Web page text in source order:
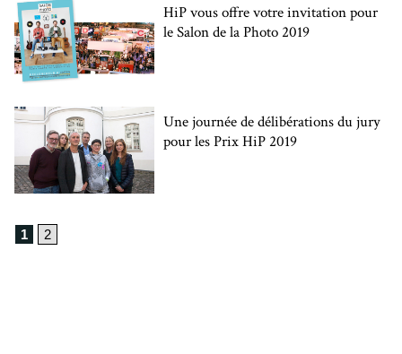
HiP vous offre votre invitation pour
le Salon de la Photo 2019
Une journée de délibérations du jury
pour les Prix HiP 2019
1 2